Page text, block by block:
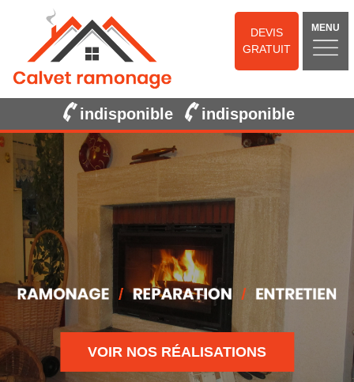
DEVIS
GRATUIT
MENU
indisponible indisponible
VOIR NOS RÉALISATIONS